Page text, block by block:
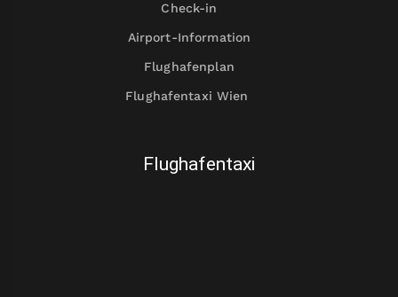
Check-in
Airport-Information
Flughafenplan
Flughafentaxi Wien
Flughafentaxi